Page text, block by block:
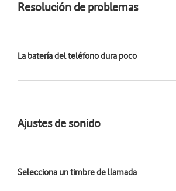
Resolución de problemas
La batería del teléfono dura poco
Ajustes de sonido
Selecciona un timbre de llamada